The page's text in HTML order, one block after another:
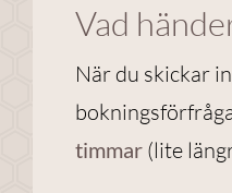
Vad
När du skickar
timmar(lite
Nödvändiga
cookies går
inte att välja
bort. De